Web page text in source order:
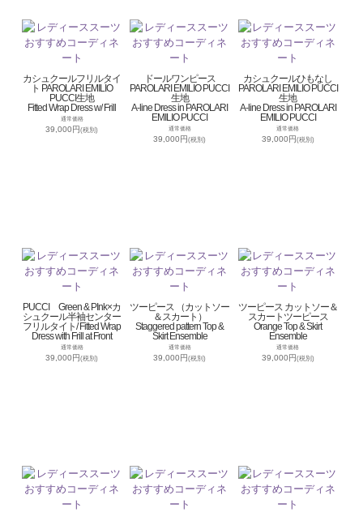
カシュクールフリルタイ
ト PAROLARI EMILIO
PUCCI生地
Fitted Wrap Dress w/ Frill
通常価格
39,000円(税別)
ドールワンピース
PAROLARI EMILIO PUCCI
生地
A-line Dress in PAROLARI
EMILIO PUCCI
通常価格
39,000円(税別)
カシュクールひもなし
PAROLARI EMILIO PUCCI
生地
A-line Dress in PAROLARI
EMILIO PUCCI
通常価格
39,000円(税別)
PUCCI Green & PInk×カ
シュクール半袖センター
フリルタイト/ Fitted Wrap
Dress with Frill at Front
通常価格
39,000円(税別)
ツーピース （カットソー
＆スカート）
Staggered pattern Top &
Skirt Ensemble
通常価格
39,000円(税別)
ツーピース カットソー＆
スカートツーピース
Orange Top & Skirt
Ensemble
通常価格
39,000円(税別)